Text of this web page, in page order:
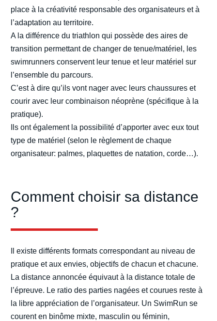
place à la créativité responsable des organisateurs et à
l’adaptation au territoire.
A la différence du triathlon qui possède des aires de
transition permettant de changer de tenue/matériel, les
swimrunners conservent leur tenue et leur matériel sur
l’ensemble du parcours.
C’est à dire qu’ils vont nager avec leurs chaussures et
courir avec leur combinaison néoprène (spécifique à la
pratique).
Ils ont également la possibilité d’apporter avec eux tout
type de matériel (selon le règlement de chaque
organisateur: palmes, plaquettes de natation, corde…).
Comment choisir sa distance
?
Il existe différents formats correspondant au niveau de
pratique et aux envies, objectifs de chacun et chacune.
La distance annoncée équivaut à la distance totale de
l’épreuve. Le ratio des parties nagées et courues reste à
la libre appréciation de l’organisateur. Un SwimRun se
courent en binôme mixte, masculin ou féminin,